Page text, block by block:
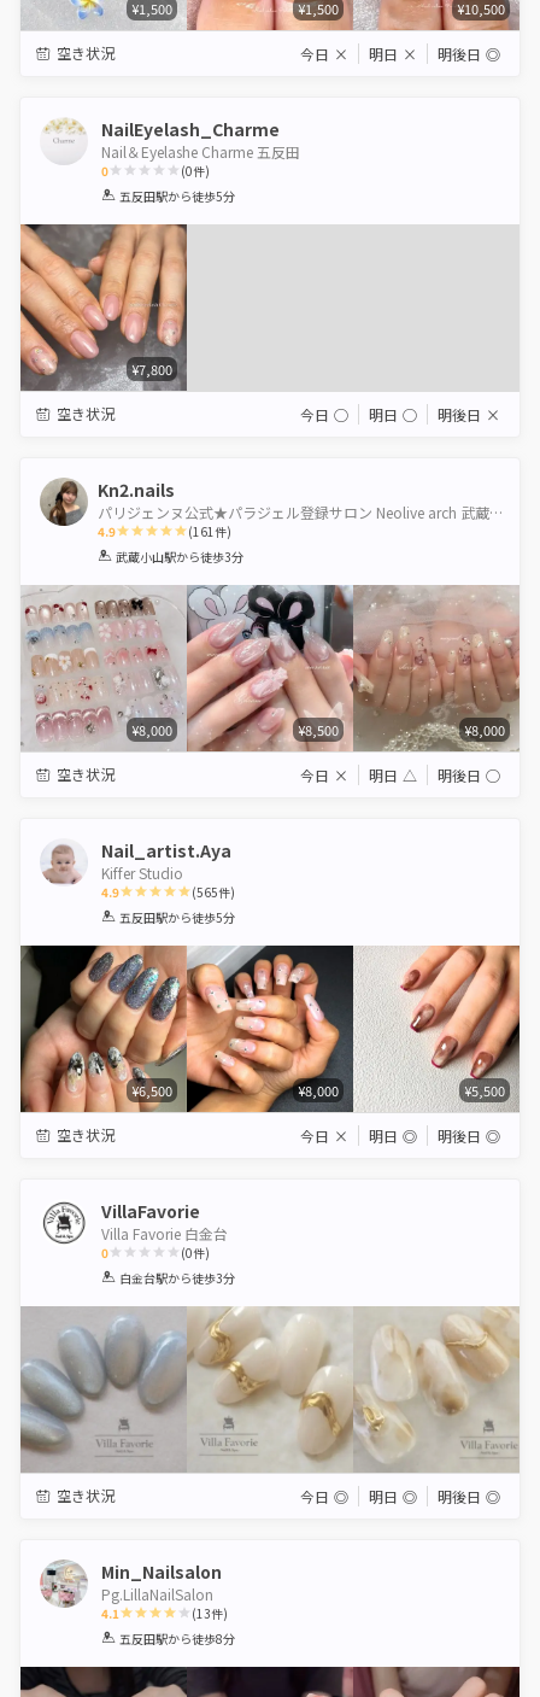
¥1,500 ¥1,500 ¥10,500
空き状況 今日 × 明日 × 明後日 ◎
NailEyelash_Charme
Nail＆Eyelashe Charme 五反田
0
1 2 3 4 5
(0件)
五反田駅から徒歩5分
¥7,800
空き状況 今日 ◯ 明日 ◯ 明後日 ×
Kn2.nails
パリジェンヌ公式★パラジェル登録サロン Neolive arch 武蔵小山【ネオリーブアーチ】
4.9
1 2 3 4 5
(161 件)
武蔵小山駅から徒歩3分
¥8,000 ¥8,500 ¥8,000
空き状況 今日 × 明日 △ 明後日 ◯
Nail_artist.Aya
Kiffer Studio
4.9
1 2 3 4 5
(565件)
五反田駅から徒歩5分
¥6,500 ¥8,000 ¥5,500
空き状況 今日 × 明日 ◎ 明後日 ◎
VillaFavorie
Villa Favorie 白金台
0
1 2 3 4 5
(0件)
白金台駅から徒歩3分
空き状況 今日 ◎ 明日 ◎ 明後日 ◎
Min_Nailsalon
Pg.LillaNailSalon
4.1
1 2 3 4 5
(13件)
五反田駅から徒歩8分